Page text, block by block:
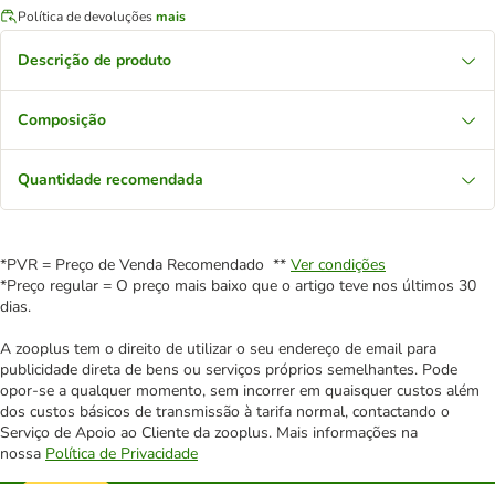
Política de devoluçõesmais
Descrição de produto
Composição
Quantidade recomendada
*PVR = Preço de Venda Recomendado ** Ver condições
*Preço regular = O preço mais baixo que o artigo teve nos últimos 30
dias.
A zooplus tem o direito de utilizar o seu endereço de email para
publicidade direta de bens ou serviços próprios semelhantes. Pode
opor-se a qualquer momento, sem incorrer em quaisquer custos além
dos custos básicos de transmissão à tarifa normal, contactando o
Serviço de Apoio ao Cliente da zooplus. Mais informações na
nossa Política de Privacidade